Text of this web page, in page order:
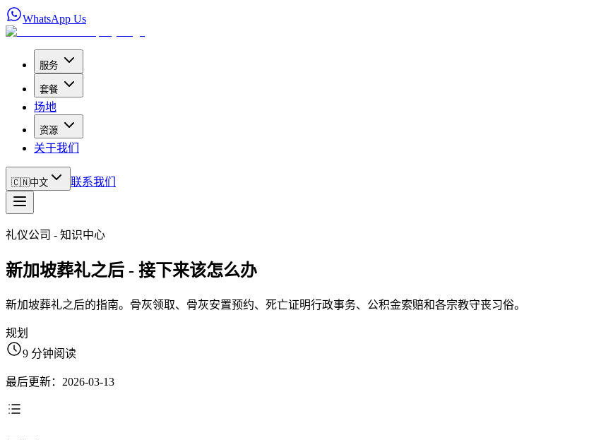
WhatsApp Us
服务
套餐
场地
资源
关于我们
🇨🇳中文 联系我们
礼仪公司 - 知识中心
新加坡葬礼之后 - 接下来该怎么办
新加坡葬礼之后的指南。骨灰领取、骨灰安置预约、死亡证明行政事务、公积金索赔和各宗教守丧习俗。
规划
9 分钟阅读
最后更新：2026-03-13